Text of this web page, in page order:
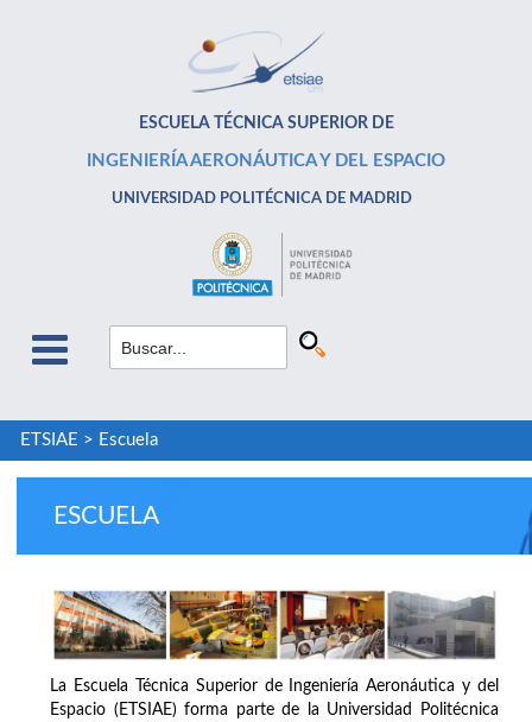
ESCUELA TÉCNICA SUPERIOR DE
INGENIERÍA AERONÁUTICA Y DEL ESPACIO
UNIVERSIDAD POLITÉCNICA DE MADRID
ETSIAE > Escuela
ESCUELA
La Escuela Técnica Superior de Ingeniería Aeronáutica y del
Espacio (ETSIAE) forma parte de la Universidad Politécnica